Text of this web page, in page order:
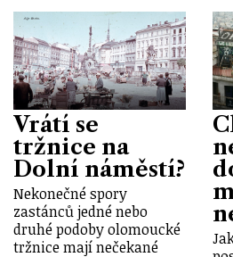
Vrátí se
tržnice na
Dolní náměstí?
Nekonečné spory
zastánců jedné nebo
druhé podoby olomoucké
tržnice mají nečekané